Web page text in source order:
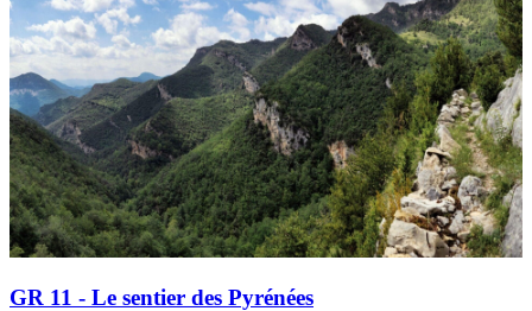
GR 11 - Le sentier des Pyrénées